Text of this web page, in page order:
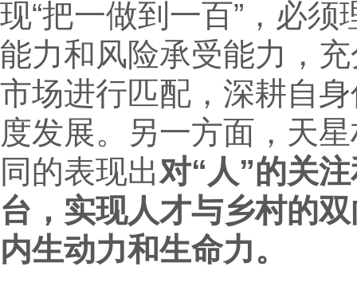
现“把一做到一百”，必
能力和风险承受能力，
市场进行匹配，深耕自
度发展。另一方面，天
同的表现出对“人”的关
台，实现人才与乡村的
内生动力和生命力。